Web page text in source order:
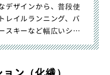
デザインから、普段使
レイルランニング、バ
スキーなど幅広いシー
とができます。今｜ア
ーンと共に全モデルを